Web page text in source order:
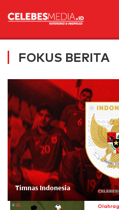
FOKUS BERITA
Timnas Indonesia